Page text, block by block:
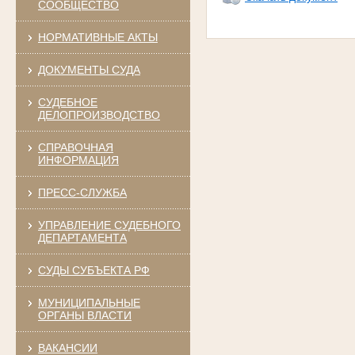
СООБЩЕСТВО
НОРМАТИВНЫЕ АКТЫ
ДОКУМЕНТЫ СУДА
СУДЕБНОЕ
ДЕЛОПРОИЗВОДСТВО
СПРАВОЧНАЯ
ИНФОРМАЦИЯ
ПРЕСС-СЛУЖБА
УПРАВЛЕНИЕ СУДЕБНОГО
ДЕПАРТАМЕНТА
СУДЫ СУБЪЕКТА РФ
МУНИЦИПАЛЬНЫЕ
ОРГАНЫ ВЛАСТИ
ВАКАНСИИ